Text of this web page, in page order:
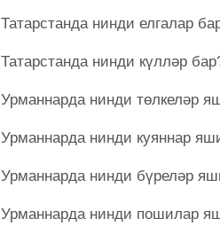
Татарстанда нинди елгалар
Татарстанда нинди күлләр
Урманнарда нинди төлкеләр
Урманнарда нинди куяннар
Урманнарда нинди бүреләр
Урманнарда нинди пошилар